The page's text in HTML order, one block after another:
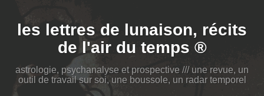
contenu
principal
Rechercheles lettres de lunaison, récits
de l'air du temps ®
astrologie, psychanalyse et prospective /// une revue, un
outil de travail sur soi, une boussole, un radar temporel